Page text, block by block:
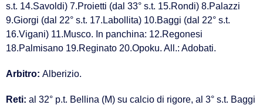
s.t. 14.Savoldi) 7.Proietti (dal 33° s.t. 15.Rondi) 8.Palazzi
9.Giorgi (dal 22° s.t. 17.Labollita) 10.Baggi (dal 22° s.t.
16.Vigani) 11.Musco. In panchina: 12.Regonesi
18.Palmisano 19.Reginato 20.Opoku. All.: Adobati.
Arbitro: Alberizio.
Reti: al 32° p.t. Bellina (M) su calcio di rigore, al 3° s.t. Baggi